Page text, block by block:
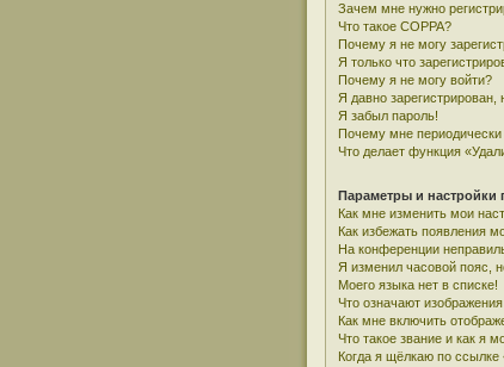
Зачем мне нужно
Что такое COPPA?
Почему я не могу
Я только что
Почему я не могу войти?
Я давно
Я забыл пароль!
Почему мне периодически
Что делает функция
Параметры и настройки
Как мне изменить мои
Как избежать появления
На конференции
Я изменил часовой пояс,
Моего языка нет в списке!
Что означают
Как мне включить
Что такое звание и как я
Когда я щёлкаю по